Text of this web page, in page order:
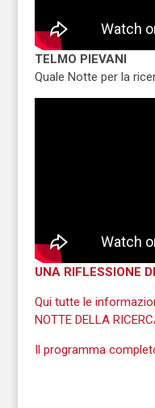
TELMO PIEVANI
Quale Notte per la
UNA RIFLESSIONE
Qui tutte le
NOTTE DELLA
Il programma